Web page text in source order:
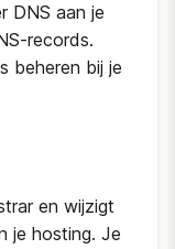
DNS aan je
records.
beheren bij je
en wijzigt
je hosting. Je